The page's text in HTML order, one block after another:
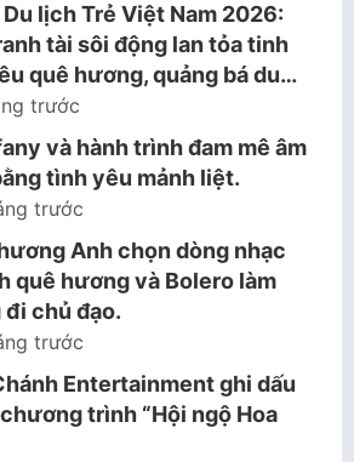
lịch Trẻ Việt Nam 2026:
tài sôi động lan tỏa tinh
quê hương, quảng bá du…
trước
và hành trình đam mê âm
tình yêu mảnh liệt.
trước
Anh chọn dòng nhạc
quê hương và Bolero làm
chủ đạo.
trước
Entertainment ghi dấu
trình “Hội ngộ Hoa